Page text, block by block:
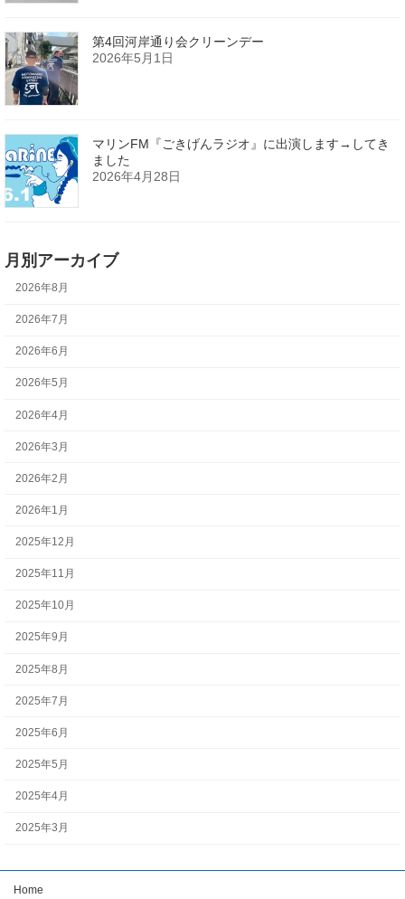
第4回河岸通り会クリーンデー
2026年5月1日
マリンFM『ごきげんラジオ』に出演します→してき
ました
2026年4月28日
月別アーカイブ
2026年8月
2026年7月
2026年6月
2026年5月
2026年4月
2026年3月
2026年2月
2026年1月
2025年12月
2025年11月
2025年10月
2025年9月
2025年8月
2025年7月
2025年6月
2025年5月
2025年4月
2025年3月
Home